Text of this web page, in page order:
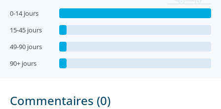
0-14 jours
15-45 jours
49-90 jours
90+ jours
Commentaires (0)